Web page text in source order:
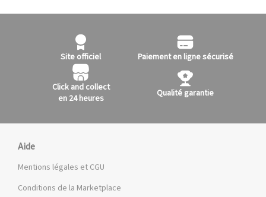
Site officiel Paiement en ligne sécurisé
Click and collect
en 24 heures
Qualité garantie
Aide
Mentions légales et CGU
Conditions de la Marketplace